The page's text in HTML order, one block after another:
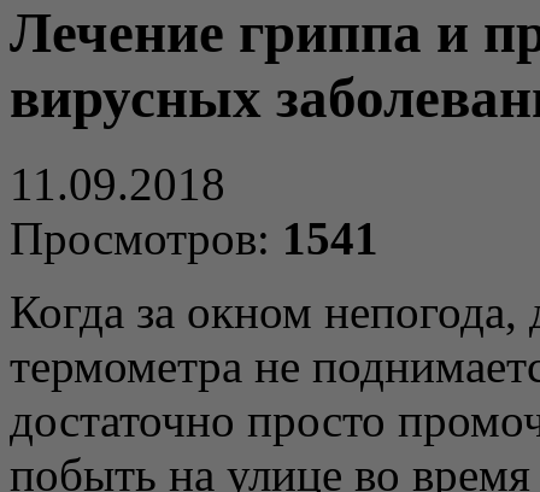
Лечение гриппа и
вирусных
11.09.2018
Просмотров: 1541
Когда за окном непогода,
термометра не
достаточно просто
побыть на улице во